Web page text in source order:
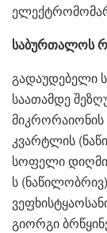
საბურთალოს
გადაუდებელი
საათამდე
მიკრორაიონის
კვარტლის
სოფელი
ს
გიორგი